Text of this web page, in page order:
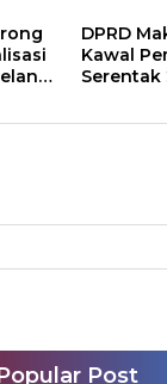
Depan
DPRD
Kawal
Serentak
Post